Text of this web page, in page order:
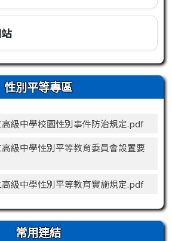
性別平等專區
級中學校園性別事件防治規定.pdf
級中學性別平等教育委員會設置要
級中學性別平等教育實施規定.pdf
常用連結